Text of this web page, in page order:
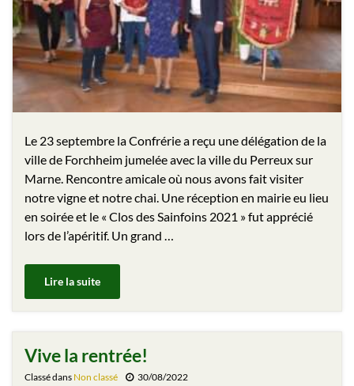
Le 23 septembre la Confrérie a reçu une délégation de la
ville de Forchheim jumelée avec la ville du Perreux sur
Marne. Rencontre amicale où nous avons fait visiter
notre vigne et notre chai. Une réception en mairie eu lieu
en soirée et le « Clos des Sainfoins 2021 » fut apprécié
lors de l’apéritif. Un grand …
Lire la suite
Vive la rentrée!
Classé dans Non classé 30/08/2022